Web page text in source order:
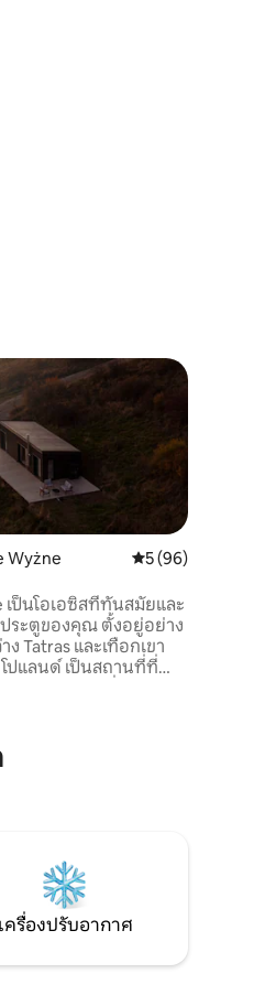
Wyżne คะแนนเฉลี่ย 5 จาก
5 (96)
เป็นโอเอซิสที่ทันสมัยและ
ประตูของคุณ ตั้งอยู่อย่าง
Tatras และเทือกเขา
โปแลนด์ เป็นสถานที่ที่
นและพร้อมเข้าพัก
เครื่องปรับอากาศ